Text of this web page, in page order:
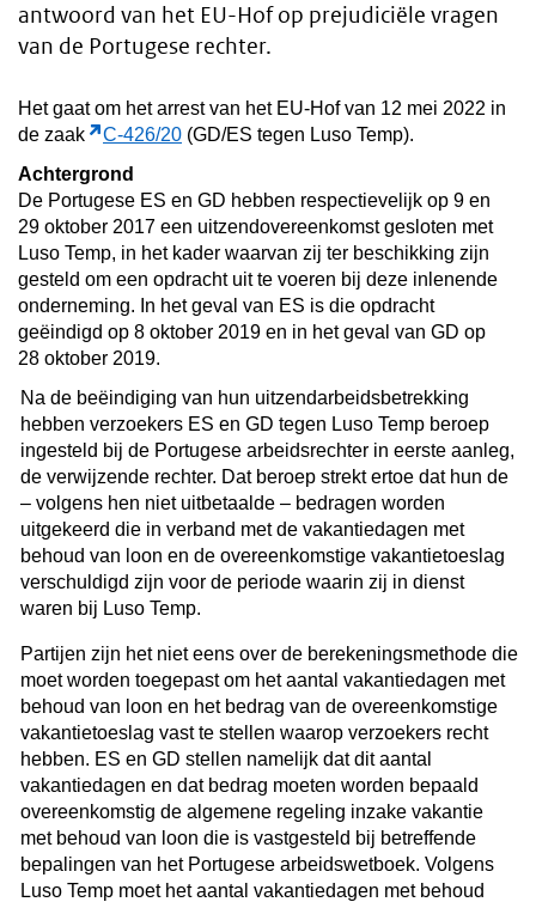
antwoord van het EU-Hof op prejudiciële vragen
van de Portugese rechter.
Het gaat om het arrest van het EU-Hof van 12 mei 2022 in
de zaak
C-426/20 (GD/ES tegen Luso Temp).
Achtergrond
De Portugese ES en GD hebben respectievelijk op 9 en
29 oktober 2017 een uitzendovereenkomst gesloten met
Luso Temp, in het kader waarvan zij ter beschikking zijn
gesteld om een opdracht uit te voeren bij deze inlenende
onderneming. In het geval van ES is die opdracht
geëindigd op 8 oktober 2019 en in het geval van GD op
28 oktober 2019.
Na de beëindiging van hun uitzendarbeidsbetrekking
hebben verzoekers ES en GD tegen Luso Temp beroep
ingesteld bij de Portugese arbeidsrechter in eerste aanleg,
de verwijzende rechter. Dat beroep strekt ertoe dat hun de
– volgens hen niet uitbetaalde – bedragen worden
uitgekeerd die in verband met de vakantiedagen met
behoud van loon en de overeenkomstige vakantietoeslag
verschuldigd zijn voor de periode waarin zij in dienst
waren bij Luso Temp.
Partijen zijn het niet eens over de berekeningsmethode die
moet worden toegepast om het aantal vakantiedagen met
behoud van loon en het bedrag van de overeenkomstige
vakantietoeslag vast te stellen waarop verzoekers recht
hebben. ES en GD stellen namelijk dat dit aantal
vakantiedagen en dat bedrag moeten worden bepaald
overeenkomstig de algemene regeling inzake vakantie
met behoud van loon die is vastgesteld bij betreffende
bepalingen van het Portugese arbeidswetboek. Volgens
Luso Temp moet het aantal vakantiedagen met behoud